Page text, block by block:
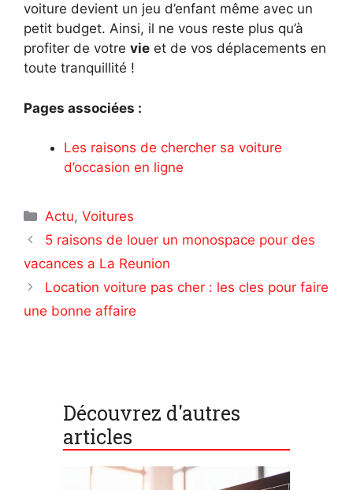
voiture devient un jeu d’enfant même avec un
petit budget. Ainsi, il ne vous reste plus qu’à
profiter de votre vie et de vos déplacements en
toute tranquillité !
Pages associées :
Les raisons de chercher sa voiture
d’occasion en ligne
Catégories
Actu,Voitures
5 raisons de louer un monospace pour des
vacances a La Reunion
Location voiture pas cher : les cles pour faire
une bonne affaire
Découvrez d'autres
articles